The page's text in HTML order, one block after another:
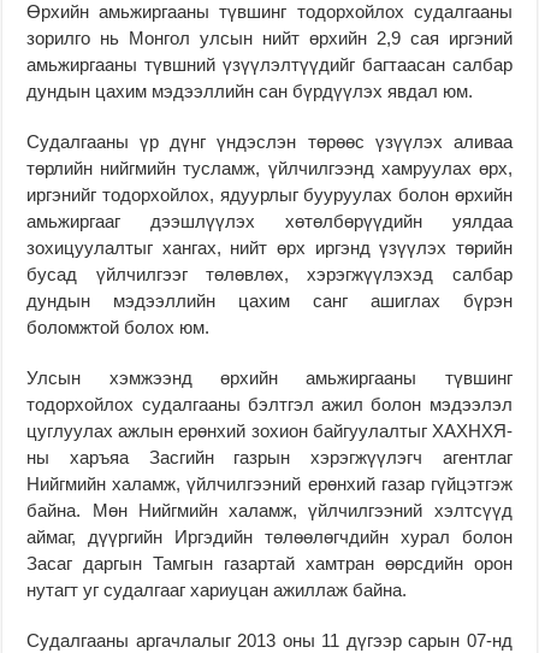
Өрхийн амьжиргааны түвшинг тодорхойлох судалгааны
зорилго нь Монгол улсын нийт өрхийн 2,9 сая иргэний
амьжиргааны түвшний үзүүлэлтүүдийг багтаасан салбар
дундын цахим мэдээллийн сан бүрдүүлэх явдал юм.
Судалгааны үр дүнг үндэслэн төрөөс үзүүлэх аливаа
төрлийн нийгмийн тусламж, үйлчилгээнд хамруулах өрх,
иргэнийг тодорхойлох, ядуурлыг бууруулах болон өрхийн
амьжиргааг дээшлүүлэх хөтөлбөрүүдийн уялдаа
зохицуулалтыг хангах, нийт өрх иргэнд үзүүлэх төрийн
бусад үйлчилгээг төлөвлөх, хэрэгжүүлэхэд салбар
дундын мэдээллийн цахим санг ашиглах бүрэн
боломжтой болох юм.
Улсын хэмжээнд өрхийн амьжиргааны түвшинг
тодорхойлох судалгааны бэлтгэл ажил болон мэдээлэл
цуглуулах ажлын ерөнхий зохион байгуулалтыг ХАХНХЯ-
ны харъяа Засгийн газрын хэрэгжүүлэгч агентлаг
Нийгмийн халамж, үйлчилгээний ерөнхий газар гүйцэтгэж
байна. Мөн Нийгмийн халамж, үйлчилгээний хэлтсүүд
аймаг, дүүргийн Иргэдийн төлөөлөгчдийн хурал болон
Засаг даргын Тамгын газартай хамтран өөрсдийн орон
нутагт уг судалгааг хариуцан ажиллаж байна.
Судалгааны аргачлалыг 2013 оны 11 дүгээр сарын 07-нд